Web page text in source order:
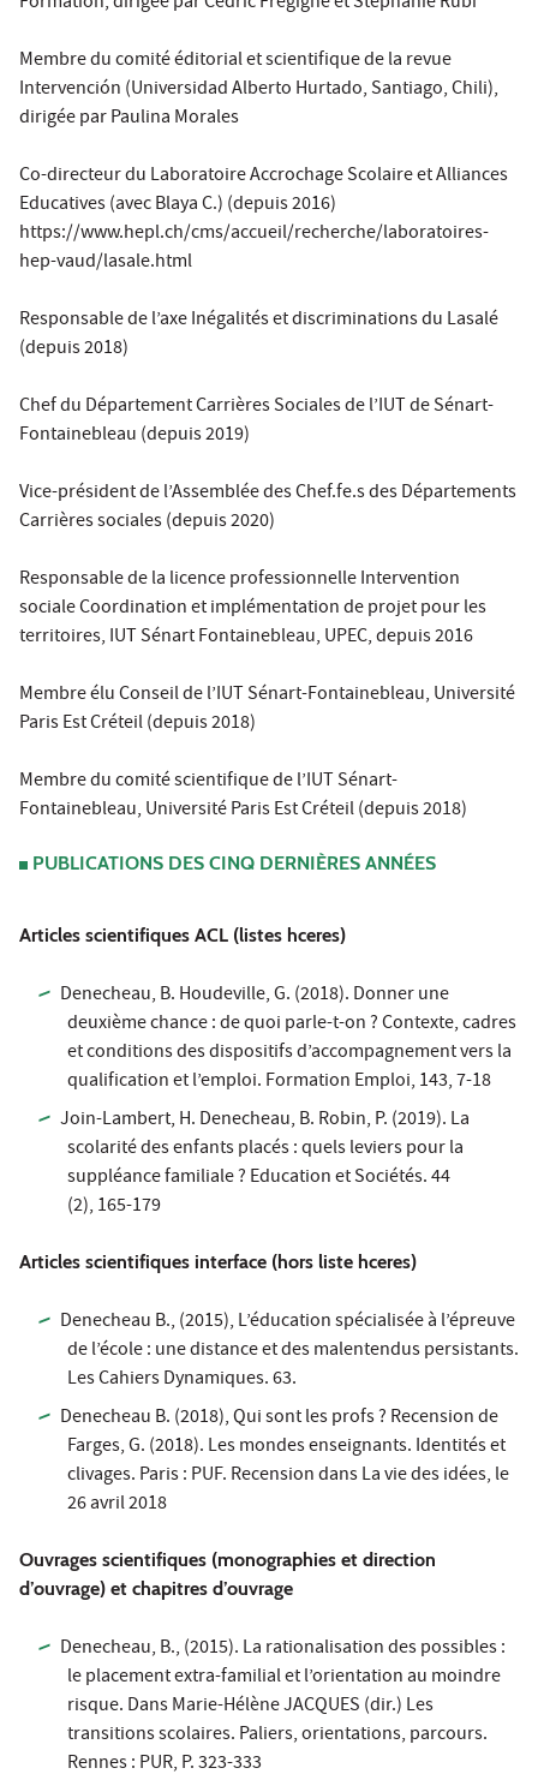
Membre du comité éditorial et scientifique de la revue
Intervención (Universidad Alberto Hurtado, Santiago, Chili),
dirigée par Paulina Morales
Co-directeur du Laboratoire Accrochage Scolaire et Alliances
Educatives (avec Blaya C.) (depuis 2016)
https://www.hepl.ch/cms/accueil/recherche/laboratoires-
hep-vaud/lasale.html
Responsable de l’axe Inégalités et discriminations du Lasalé
(depuis 2018)
Chef du Département Carrières Sociales de l’IUT de Sénart-
Fontainebleau (depuis 2019)
Vice-président de l’Assemblée des Chef.fe.s des Départements
Carrières sociales (depuis 2020)
Responsable de la licence professionnelle Intervention
sociale Coordination et implémentation de projet pour les
territoires, IUT Sénart Fontainebleau, UPEC, depuis 2016
Membre élu Conseil de l’IUT Sénart-Fontainebleau, Université
Paris Est Créteil (depuis 2018)
Membre du comité scientifique de l’IUT Sénart-
Fontainebleau, Université Paris Est Créteil (depuis 2018)
PUBLICATIONS DES CINQ DERNIÈRES ANNÉES
Articles scientifiques ACL (listes hceres)
Denecheau, B. Houdeville, G. (2018). Donner une
deuxième chance : de quoi parle-t-on ? Contexte, cadres
et conditions des dispositifs d’accompagnement vers la
qualification et l’emploi. Formation Emploi, 143, 7-18
Join-Lambert, H. Denecheau, B. Robin, P. (2019). La
scolarité des enfants placés : quels leviers pour la
suppléance familiale ? Education et Sociétés. 44
(2), 165-179
Articles scientifiques interface (hors liste hceres)
Denecheau B., (2015), L’éducation spécialisée à l’épreuve
de l’école : une distance et des malentendus persistants.
Les Cahiers Dynamiques. 63.
Denecheau B. (2018), Qui sont les profs ? Recension de
Farges, G. (2018). Les mondes enseignants. Identités et
clivages. Paris : PUF. Recension dans La vie des idées, le
26 avril 2018
Ouvrages scientifiques (monographies et direction
d’ouvrage) et chapitres d’ouvrage
Denecheau, B., (2015). La rationalisation des possibles :
le placement extra-familial et l’orientation au moindre
risque. Dans Marie-Hélène JACQUES (dir.) Les
transitions scolaires. Paliers, orientations, parcours.
Rennes : PUR, P. 323-333